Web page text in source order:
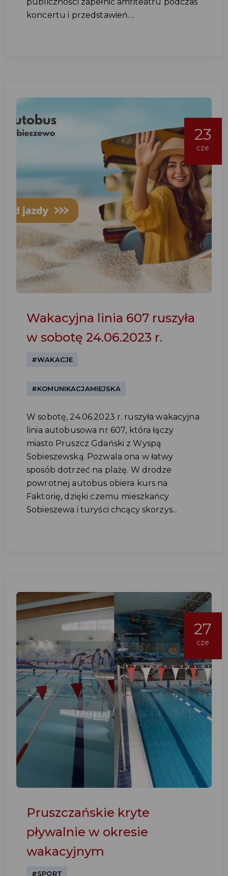
koncertu i przedstawień....
23
cze
Wakacyjna linia 607 ruszyła
w sobotę 24.06.2023 r.
#WAKACJE
#KOMUNIKACJAMIEJSKA
W sobotę, 24.06.2023 r. ruszyła wakacyjna
linia autobusowa nr 607, która łączy
miasto Pruszcz Gdański z Wyspą
Sobieszewską. Pozwala ona w łatwy
sposób dotrzeć na plażę. W drodze
powrotnej autobus obiera kurs na
Faktorię, dzięki czemu mieszkańcy
Sobieszewa i turyści chcący skorzys...
27
cze
Pruszczańskie kryte
pływalnie w okresie
wakacyjnym
#SPORT